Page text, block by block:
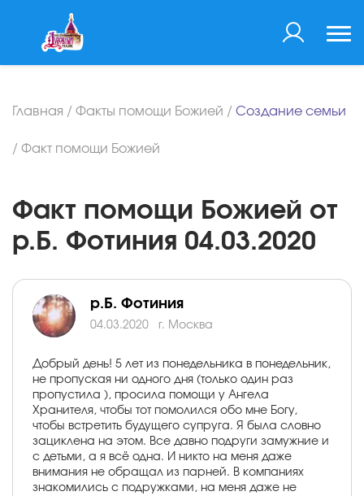
Главная / Факты помощи Божией / Создание семьи
/ Факт помощи Божией
Факт помощи Божией от
р.Б. Фотиния 04.03.2020
р.Б. Фотиния
04.03.2020 г. Москва
Добрый день! 5 лет из понедельника в понедельник,
не пропуская ни одного дня (только один раз
пропустила ), просила помощи у Ангела
Хранителя, чтобы тот помолился обо мне Богу,
чтобы встретить будущего супруга. Я была словно
зациклена на этом. Все давно подруги замужние и
с детьми, а я всё одна. И никто на меня даже
внимания не обращал из парней. В компаниях
знакомились с подружками, на меня даже не